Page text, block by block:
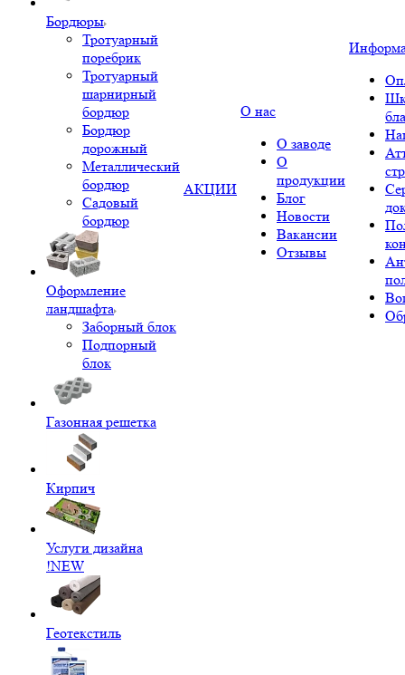
Бордюры
Тротуарный
поребрик
Тротуарный
шарнирный
бордюр
Бордюр
дорожный
Металлический
бордюр
Садовый
бордюр
Оформление
ландшафта
Заборный блок
Подпорный
блок
Газонная решетка
Кирпич
Услуги дизайна
!NEW
Геотекстиль
АКЦИИ
О нас
О заводе
О
продукции
Блог
Новости
Вакансии
Отзывы